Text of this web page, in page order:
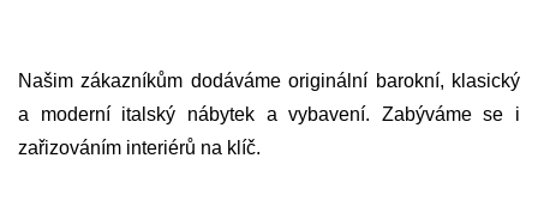
Našim zákazníkům dodáváme originální barokní, klasický
a moderní italský nábytek a vybavení. Zabýváme se i
zařizováním interiérů na klíč.